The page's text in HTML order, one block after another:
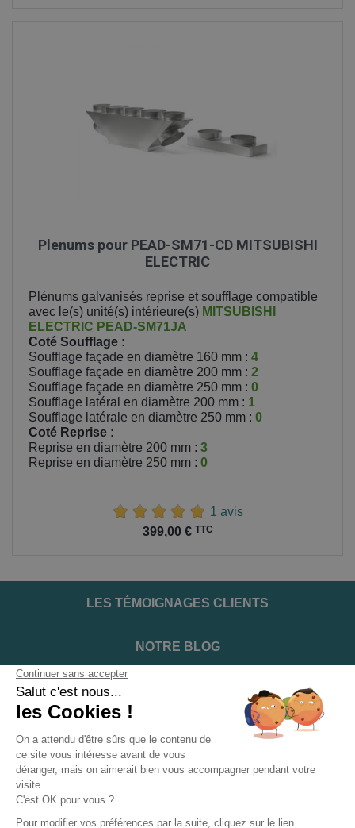
Plenums pour PEAD-SM71-CD MITSUBISHI
ELECTRIC
Plénums galvanisés reprise et soufflage compatible
avec le(s) unité(s) intérieure(s) MITSUBISHI
ELECTRIC PEAD-SM71JA
Coté Soufflage :
Soufflage façade en diamètre 160 mm : 4
Soufflage façade en diamètre 200 mm : 2
Soufflage façade en diamètre 250 mm : 0
Soufflage latéral en diamètre 200 mm : 1
Soufflage latérale en diamètre 250 mm : 0
Coté Reprise :
Reprise en diamètre 200 mm : 3
Reprise en diamètre 250 mm : 0
1 avis
399,00 € TTC
LES TÉMOIGNAGES CLIENTS
NOTRE BLOG
DEVENIR INSTALLATEUR
NOTRE SERVICE APRÈS VENTE
NOS PARTENAIRES OFFICIELS